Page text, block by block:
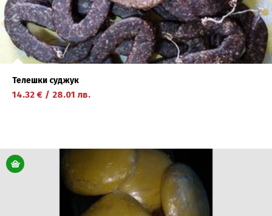
Телешки суджук
14.32 € / 28.01 лв.
научете повече